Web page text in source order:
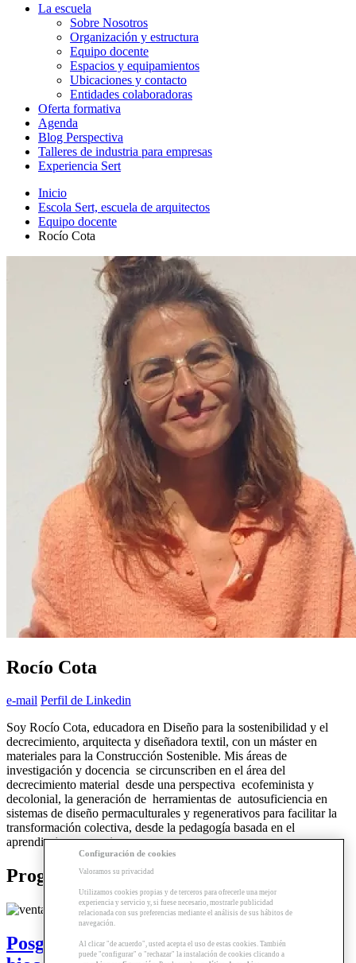
La escuela
Sobre Nosotros
Organización y estructura
Equipo docente
Espacios y equipamientos
Ubicaciones y contacto
Entidades colaboradoras
Oferta formativa
Agenda
Blog Perspectiva
Talleres de industria para empresas
Experiencia Sert
Inicio
Escola Sert, escuela de arquitectos
Equipo docente
Rocío Cota
Rocío Cota
e-mail Perfil de Linkedin
Soy Rocío Cota, educadora en Diseño para la sostenibilidad y el
decrecimiento, arquitecta y diseñadora textil, con un máster en
materiales para la Construcción Sostenible. Mis áreas de
investigación y docencia se circunscriben en el área del
decrecimiento material desde una perspectiva ecofeminista y
decolonial, la generación de herramientas de autosuficiencia en
sistemas de diseño permaculturales y regenerativos para facilitar la
transformación colectiva, desde la pedagogía basada en el
aprendizaje cooperativo.
Programas relacionados
Posgrado | Arquitectura saludable y
Configuración de cookies
Valoramos su privacidad
Utilizamos cookies propias y de terceros para ofrecerle una mejor
experiencia y servicio y, si fuese necesario, mostrarle publicidad
relacionada con sus preferencias mediante el análisis de sus hábitos de
navegación.
Al clicar "de acuerdo", usted acepta el uso de estas cookies. También
puede "configurar" o "rechazar" la instalación de cookies clicando a